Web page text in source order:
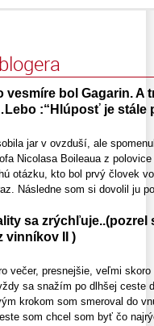
vesmíre bol Gagarin. A
:“Hlúposť je stále
jar v ovzduší, ale
Nicolasa Boileaua z
otázku, kto bol prvý človek
Následne som si dovolil ju
sa zrýchľuje..(pozrel
vinníkov II )
večer, presnejšie, veľmi
sa snažím po dlhšej ceste
krokom som smeroval do
som chcel som byť čo